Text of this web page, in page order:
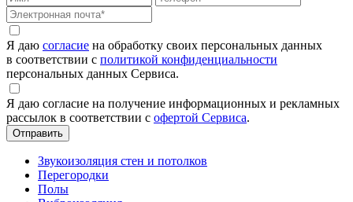
Я даю согласие на обработку своих персональных данных
в соответствии с политикой конфиденциальности
персональных данных Сервиса.
Я даю согласие на получение информационных и рекламных
рассылок в соответствии с офертой Сервиса.
Звукоизоляция стен и потолков
Перегородки
Полы